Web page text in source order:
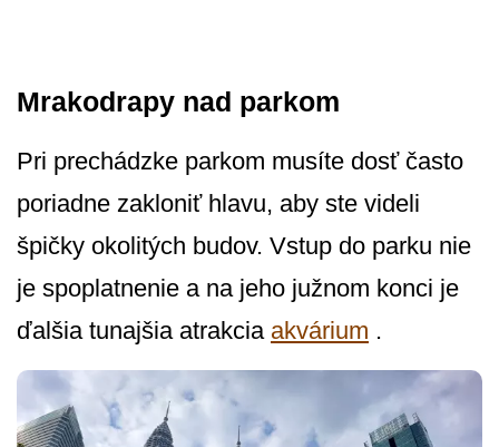
Mrakodrapy nad parkom
Pri prechádzke parkom musíte dosť často
poriadne zakloniť hlavu, aby ste videli
špičky okolitých budov. Vstup do parku nie
je spoplatnenie a na jeho južnom konci je
ďalšia tunajšia atrakcia akvárium .